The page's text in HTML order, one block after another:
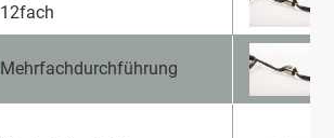
12fach
Mehrfachdurchführung